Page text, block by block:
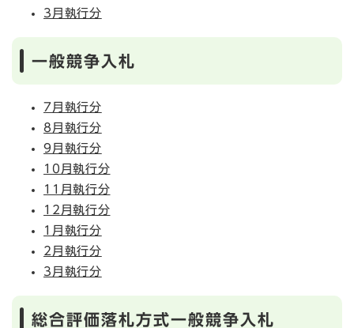
3月執行分
一般競争入札
7月執行分
8月執行分
9月執行分
10月執行分
11月執行分
12月執行分
1月執行分
2月執行分
3月執行分
総合評価落札方式一般競争入札